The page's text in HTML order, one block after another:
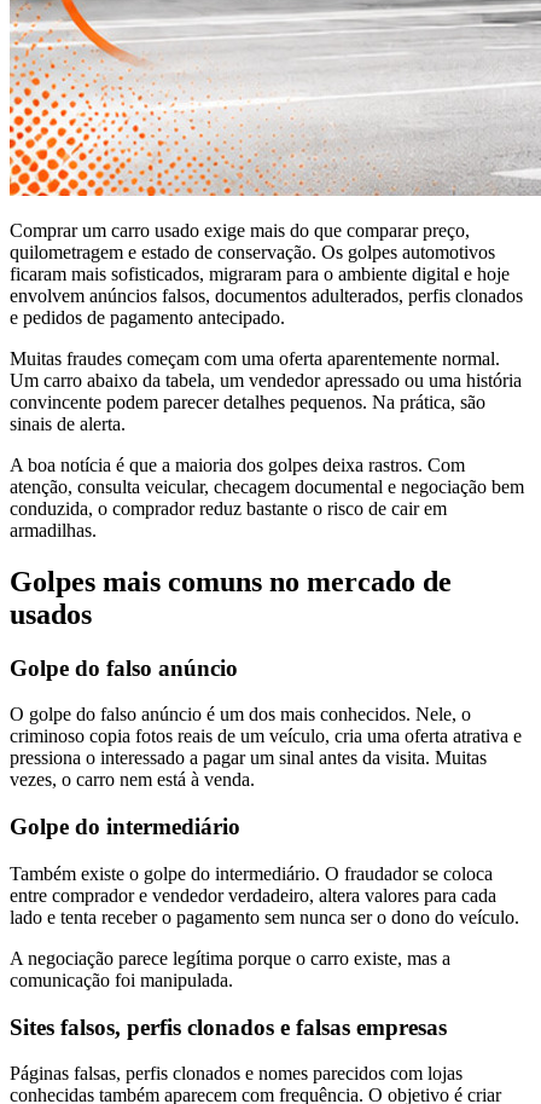
Comprar um carro usado exige mais do que comparar preço,
quilometragem e estado de conservação. Os golpes automotivos
ficaram mais sofisticados, migraram para o ambiente digital e hoje
envolvem anúncios falsos, documentos adulterados, perfis clonados
e pedidos de pagamento antecipado.
Muitas fraudes começam com uma oferta aparentemente normal.
Um carro abaixo da tabela, um vendedor apressado ou uma história
convincente podem parecer detalhes pequenos. Na prática, são
sinais de alerta.
A boa notícia é que a maioria dos golpes deixa rastros. Com
atenção, consulta veicular, checagem documental e negociação bem
conduzida, o comprador reduz bastante o risco de cair em
armadilhas.
Golpes mais comuns no mercado de
usados
Golpe do falso anúncio
O golpe do falso anúncio é um dos mais conhecidos. Nele, o
criminoso copia fotos reais de um veículo, cria uma oferta atrativa e
pressiona o interessado a pagar um sinal antes da visita. Muitas
vezes, o carro nem está à venda.
Golpe do intermediário
Também existe o golpe do intermediário. O fraudador se coloca
entre comprador e vendedor verdadeiro, altera valores para cada
lado e tenta receber o pagamento sem nunca ser o dono do veículo.
A negociação parece legítima porque o carro existe, mas a
comunicação foi manipulada.
Sites falsos, perfis clonados e falsas empresas
Páginas falsas, perfis clonados e nomes parecidos com lojas
conhecidas também aparecem com frequência. O objetivo é criar